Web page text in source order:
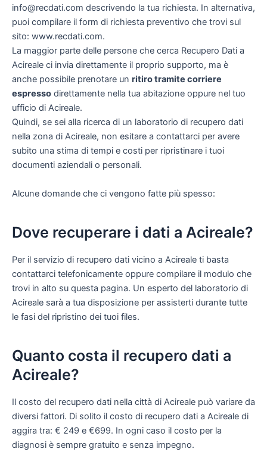
info@recdati.com descrivendo la tua richiesta. In alternativa,
puoi compilare il form di richiesta preventivo che trovi sul
sito: www.recdati.com.
La maggior parte delle persone che cerca Recupero Dati a
Acireale ci invia direttamente il proprio supporto, ma è
anche possibile prenotare un ritiro tramite corriere
espresso direttamente nella tua abitazione oppure nel tuo
ufficio di Acireale.
Quindi, se sei alla ricerca di un laboratorio di recupero dati
nella zona di Acireale, non esitare a contattarci per avere
subito una stima di tempi e costi per ripristinare i tuoi
documenti aziendali o personali.
Alcune domande che ci vengono fatte più spesso:
Dove recuperare i dati a Acireale?
Per il servizio di recupero dati vicino a Acireale ti basta
contattarci telefonicamente oppure compilare il modulo che
trovi in alto su questa pagina. Un esperto del laboratorio di
Acireale sarà a tua disposizione per assisterti durante tutte
le fasi del ripristino dei tuoi files.
Quanto costa il recupero dati a
Acireale?
Il costo del recupero dati nella città di Acireale può variare da
diversi fattori. Di solito il costo di recupero dati a Acireale di
aggira tra: € 249 e €699. In ogni caso il costo per la
diagnosi è sempre gratuito e senza impegno.